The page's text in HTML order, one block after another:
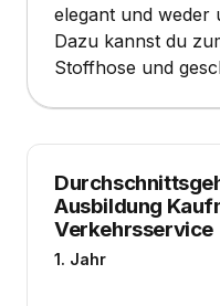
elegant und weder
Dazu kannst du
Stoffhose und
Ausbildung
Verkehrsservice
1. Jahr